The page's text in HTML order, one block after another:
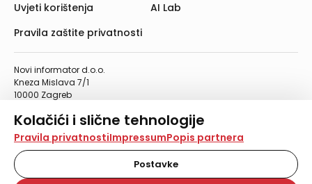
Kolačići i slične tehnologije
Na našoj web stranici koristimo kolačiće i slične
tehnologije za pohranu, čitanje i obradu informacija na
vašem uređaju. Time poboljšavamo korisničko iskustvo,
analiziramo promet na stranici te prikazujemo sadržaje i
Pravila privatnostiImpressumPopis partnera
Postavke
Novi informator d.o.o.
Kneza Mislava 7/1
10000 Zagreb
Telefaks: 01/4612-553
info@informator.hr
PRATITE NAS:
Uvjeti korištenja
Pravila zaštite privatnosti
AI Lab